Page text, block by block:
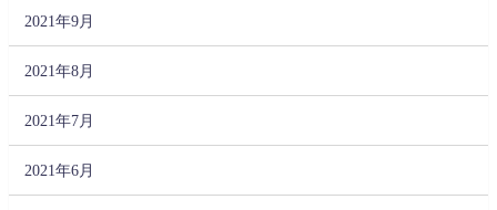
2021年9月
2021年8月
2021年7月
2021年6月